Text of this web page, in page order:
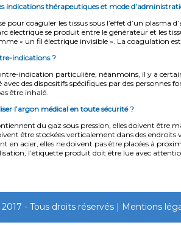
indications thérapeutiques et mode
pour coaguler les tissus sous l’effet d’un
électrique se produit entre le générateur et les
« un fil électrique invisible ». La coagulation
indications ?
indication particulière, néanmoins, il y a
avec des dispositifs spécifiques par des personnes
être inhalé.
l’argon médical en toute sécurité ?
du gaz sous pression, elles doivent être
être stockées verticalement dans des endroits
en acier, elles ne doivent pas être placées à
l’étiquette produit doit être lue avec
- Tous droits réservés | Mentions